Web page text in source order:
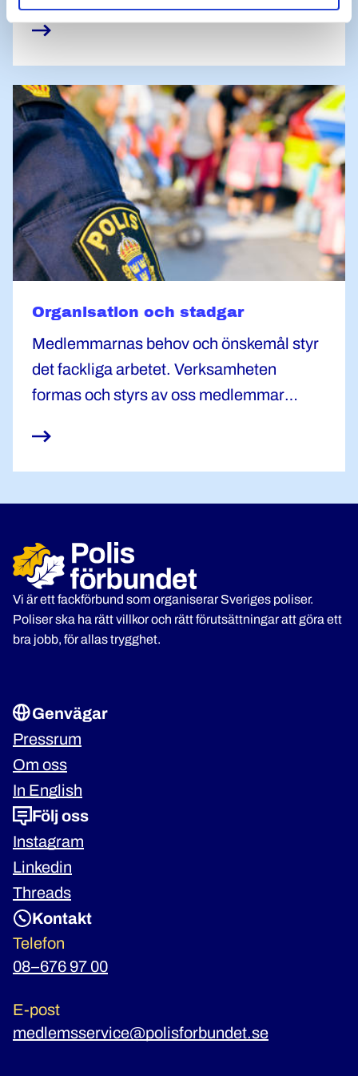
Organisation och stadgar
Medlemmarnas behov och önskemål styr
det fackliga arbetet. Verksamheten
formas och styrs av oss medlemmar
vilka som representerar oss.
Vi är ett fackförbund som organiserar Sveriges poliser.
Poliser ska ha rätt villkor och rätt förutsättningar att göra ett
bra jobb, för allas trygghet.
Genvägar
Pressrum
Om oss
In English
Följ oss
Instagram
Linkedin
Threads
Kontakt
Telefon
08–676 97 00
E-post
medlemsservice@polisforbundet.se